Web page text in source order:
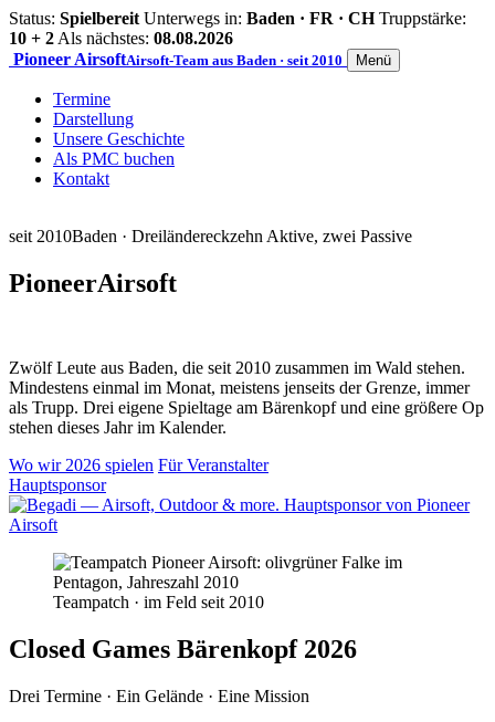
Status: Spielbereit Unterwegs in: Baden · FR · CH Truppstärke:
10 + 2 Als nächstes: 08.08.2026
Pioneer AirsoftAirsoft-Team aus Baden · seit 2010 Menü
Termine
Darstellung
Unsere Geschichte
Als PMC buchen
Kontakt
seit 2010Baden · Dreiländereckzehn Aktive, zwei Passive
PioneerAirsoft
Zwölf Leute aus Baden, die seit 2010 zusammen im Wald stehen.
Mindestens einmal im Monat, meistens jenseits der Grenze, immer
als Trupp. Drei eigene Spieltage am Bärenkopf und eine größere Op
stehen dieses Jahr im Kalender.
Wo wir 2026 spielen Für Veranstalter
Hauptsponsor
Teampatch · im Feld seit 2010
Closed Games Bärenkopf 2026
Drei Termine · Ein Gelände · Eine Mission